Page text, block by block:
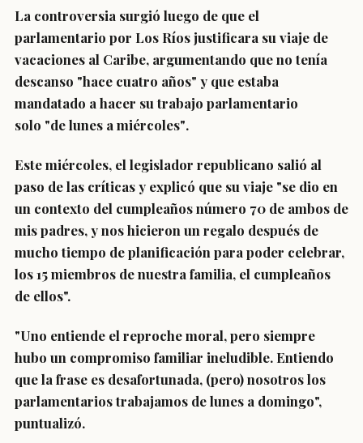
La controversia surgió luego de que el
parlamentario por Los Ríos justificara su viaje de
vacaciones al Caribe, argumentando que no tenía
descanso "hace cuatro años" y que estaba
mandatado a hacer su trabajo parlamentario
solo "de lunes a miércoles".
Este miércoles, el legislador republicano salió al
paso de las críticas y explicó que su viaje "se dio en
un contexto del cumpleaños número 70 de ambos de
mis padres,y nos hicieron un regalo después de
mucho tiempo de planificación para poder celebrar,
los 15 miembros de nuestra familia, el cumpleaños
de ellos".
"Uno entiende el reproche moral,pero siempre
hubo un compromiso familiar ineludible. Entiendo
que la frase es desafortunada, (pero) nosotros los
parlamentarios trabajamos de lunes a domingo",
puntualizó.